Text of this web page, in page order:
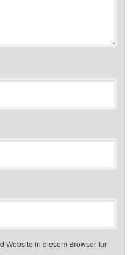
Website in diesem Browser für